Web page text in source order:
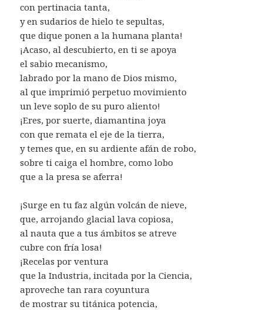
con pertinacia tanta,
y en sudarios de hielo te sepultas,
que dique ponen a la humana planta!
¡Acaso, al descubierto, en ti se apoya
el sabio mecanismo,
labrado por la mano de Dios mismo,
al que imprimió perpetuo movimiento
un leve soplo de su puro aliento!
¡Eres, por suerte, diamantina joya
con que remata el eje de la tierra,
y temes que, en su ardiente afán de robo,
sobre ti caiga el hombre, como lobo
que a la presa se aferra!
¡Surge en tu faz algún volcán de nieve,
que, arrojando glacial lava copiosa,
al nauta que a tus ámbitos se atreve
cubre con fría losa!
¡Recelas por ventura
que la Industria, incitada por la Ciencia,
aproveche tan rara coyuntura
de mostrar su titánica potencia,